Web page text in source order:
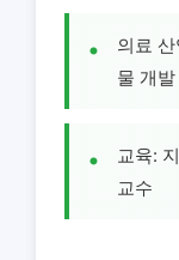
의료
물 개발
교육:
교수